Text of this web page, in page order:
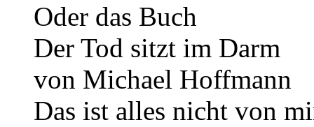
Oder das Buch
Der Tod sitzt im Darm
von Michael Hoffmann
Das ist alles nicht von